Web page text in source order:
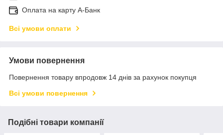
Оплата на карту А-Банк
Всі умови оплати
Умови повернення
Повернення товару впродовж 14 днів за рахунок покупця
Всі умови повернення
Подібні товари компанії